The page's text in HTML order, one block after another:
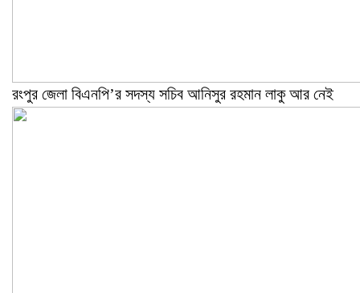
রংপুর জেলা বিএনপি’র সদস্য সচিব আনিসুর রহমান লাকু আর নেই